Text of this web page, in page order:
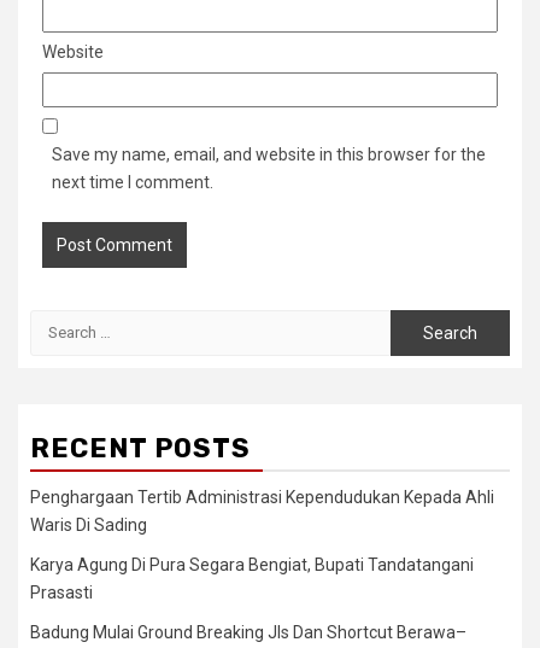
Website
Save my name, email, and website in this browser for the
next time I comment.
RECENT POSTS
Penghargaan Tertib Administrasi Kependudukan Kepada Ahli
Waris Di Sading
Karya Agung Di Pura Segara Bengiat, Bupati Tandatangani
Prasasti
Badung Mulai Ground Breaking Jls Dan Shortcut Berawa–